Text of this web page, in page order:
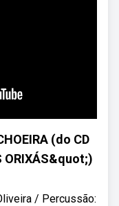
(do CD
ORIXÁS&quot;)
/ Percussão: